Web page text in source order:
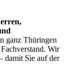
ganz Thüringen
Wir
damit Sie auf der